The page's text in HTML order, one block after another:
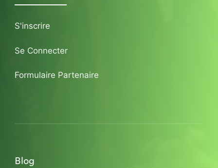
S'inscrire
Se Connecter
Formulaire Partenaire
Blog